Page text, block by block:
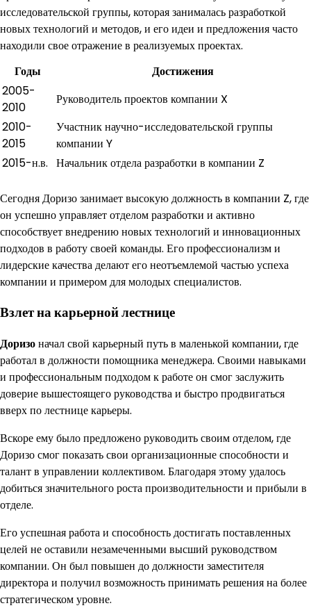
исследовательской группы, которая занималась разработкой
новых технологий и методов, и его идеи и предложения часто
находили свое отражение в реализуемых проектах.
Годы
Достижения
2005-
2010
Руководитель проектов компании X
2010-
2015
Участник научно-исследовательской группы
компании Y
2015-н.в. Начальник отдела разработки в компании Z
Сегодня Доризо занимает высокую должность в компании Z, где
он успешно управляет отделом разработки и активно
способствует внедрению новых технологий и инновационных
подходов в работу своей команды. Его профессионализм и
лидерские качества делают его неотъемлемой частью успеха
компании и примером для молодых специалистов.
Взлет на карьерной лестнице
Доризоначал свой карьерный путь в маленькой компании, где
работал в должности помощника менеджера. Своими навыками
и профессиональным подходом к работе он смог заслужить
доверие вышестоящего руководства и быстро продвигаться
вверх по лестнице карьеры.
Вскоре ему было предложено руководить своим отделом, где
Доризо смог показать свои организационные способности и
талант в управлении коллективом. Благодаря этому удалось
добиться значительного роста производительности и прибыли в
отделе.
Его успешная работа и способность достигать поставленных
целей не оставили незамеченными высший руководством
компании. Он был повышен до должности заместителя
директора и получил возможность принимать решения на более
стратегическом уровне.